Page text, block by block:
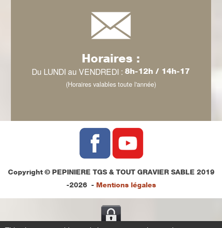
Horaires :
Du LUNDI au VENDREDI :8h-12h / 14h-17
(Horaires valables toute l'année)
Copyright © PEPINIERE TGS & TOUT GRAVIER SABLE 2019
-2026 - Mentions légales